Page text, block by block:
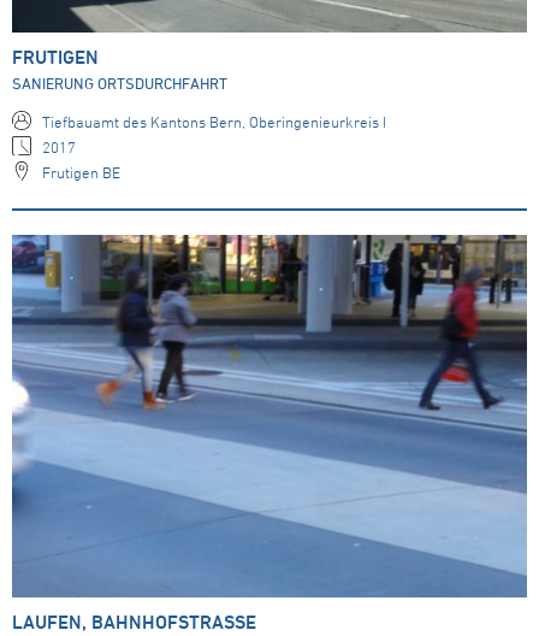
FRUTIGEN
SANIERUNG ORTSDURCHFAHRT
Tiefbauamt des Kantons Bern, Oberingenieurkreis I
2017
Frutigen BE
LAUFEN, BAHNHOFSTRASSE